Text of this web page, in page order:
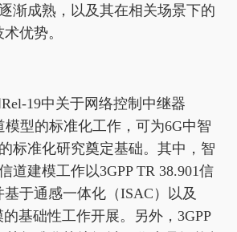
渐成熟，以及其在相关场景下的
优势。
Rel-19中关于网络控制中继器
模型的标准化工作，可为6G中智
标准化研究奠定基础。其中，智
道建模工作以3GPP TR 38.901信
于通感一体化（ISAC）以及
的基础性工作开展。另外，3GPP